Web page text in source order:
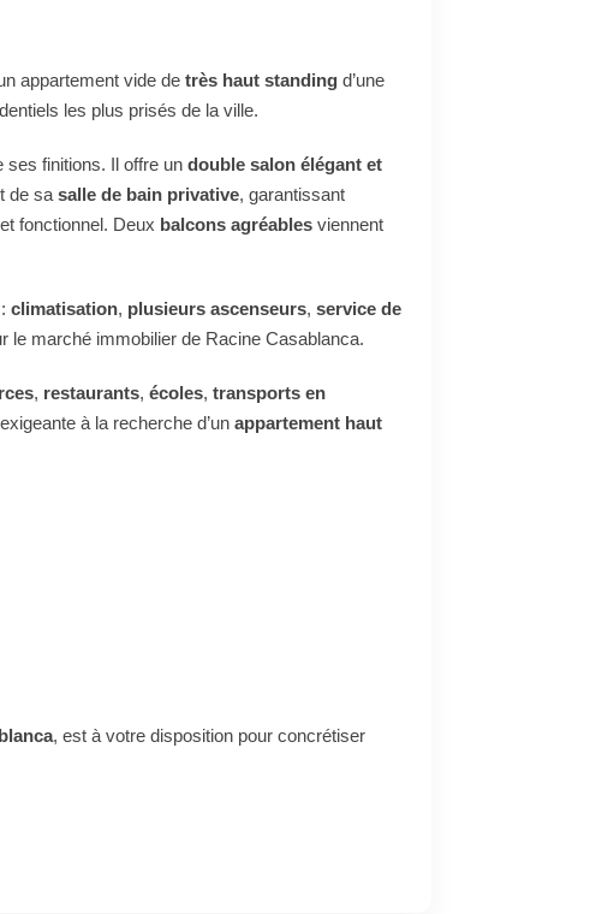
appartement vide de très haut standing d’une
les plus prisés de la ville.
ses finitions. Il offre un double salon élégant et
de sa salle de bain privative, garantissant
fonctionnel. Deux balcons agréables viennent
climatisation, plusieurs ascenseurs, service de
le marché immobilier de Racine Casablanca.
, restaurants, écoles, transports en
à la recherche d’un appartement haut
, est à votre disposition pour concrétiser